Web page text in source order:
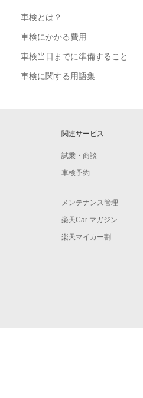
車検とは？
車検にかかる費用
車検当日までに準備すること
車検に関する用語集
関連サービス
試乗・商談
車検予約
メンテナンス管理
楽天Car マガジン
楽天マイカー割